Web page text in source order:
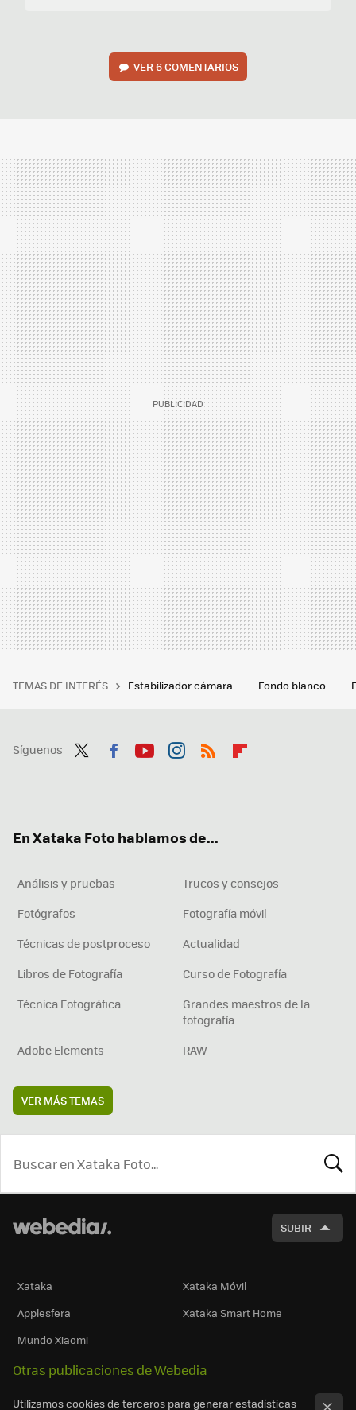
VER6 COMENTARIOS
TEMAS DE INTERÉS Estabilizador cámara Fondo blanco
Síguenos
En Xataka Foto hablamos de...
Análisis y pruebas
Trucos y consejos
Fotógrafos
Fotografía móvil
Técnicas de postproceso
Actualidad
Libros de Fotografía
Curso de Fotografía
Técnica Fotográfica
Grandes maestros de la
fotografía
Adobe Elements
RAW
VER MÁS TEMAS
SUBIR
Xataka
Xataka Móvil
Applesfera
Xataka Smart Home
Mundo Xiaomi
Otras publicaciones de Webedia
Utilizamos cookies de terceros para generar estadísticas